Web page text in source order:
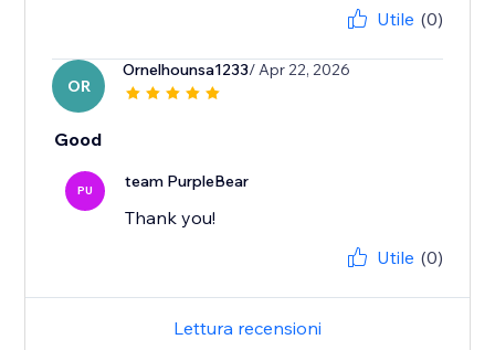
Utile (0)
OR
Ornelhounsa1233/ Apr 22, 2026
Good
PU team PurpleBear
Thank you!
Utile (0)
Lettura recensioni